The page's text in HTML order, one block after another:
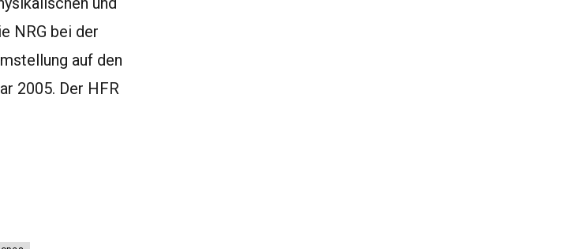
NRG bei der
auf den
2005. Der HFR